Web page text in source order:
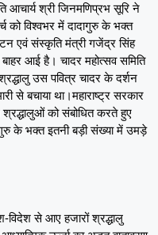
आचार्य श्री जिनमणिप्रभ सूरि ने
को विश्वभर में दादागुरु के भक्त
एवं संस्कृति मंत्री गजेंद्र सिंह
आई है। चादर महोत्सव समिति
उस पवित्र चादर के दर्शन
से बचाया था।महाराष्ट्र सरकार
को संबोधित करते हुए
के भक्त इतनी बड़ी संख्या में उमड़े
विदेश से आए हजारों श्रद्धालु